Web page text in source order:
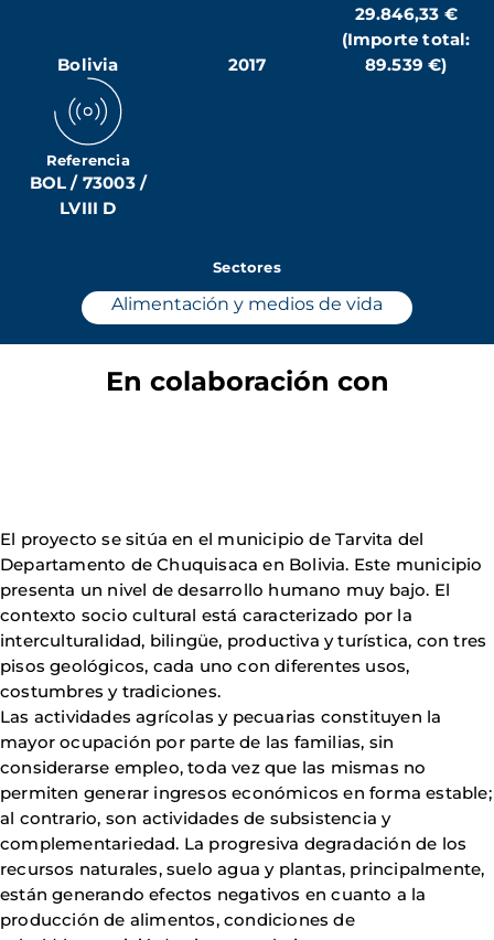
Bolivia 2017
29.846,33 €
(Importe total:
89.539 €)
Referencia
BOL / 73003 /
LVIII D
Sectores
Alimentación y medios de vida
En colaboración con
El proyecto se sitúa en el municipio de Tarvita del
Departamento de Chuquisaca en Bolivia. Este municipio
presenta un nivel de desarrollo humano muy bajo. El
contexto socio cultural está caracterizado por la
interculturalidad, bilingüe, productiva y turística, con tres
pisos geológicos, cada uno con diferentes usos,
costumbres y tradiciones.
Las actividades agrícolas y pecuarias constituyen la
mayor ocupación por parte de las familias, sin
considerarse empleo, toda vez que las mismas no
permiten generar ingresos económicos en forma estable;
al contrario, son actividades de subsistencia y
complementariedad. La progresiva degradación de los
recursos naturales, suelo agua y plantas, principalmente,
están generando efectos negativos en cuanto a la
producción de alimentos, condiciones de